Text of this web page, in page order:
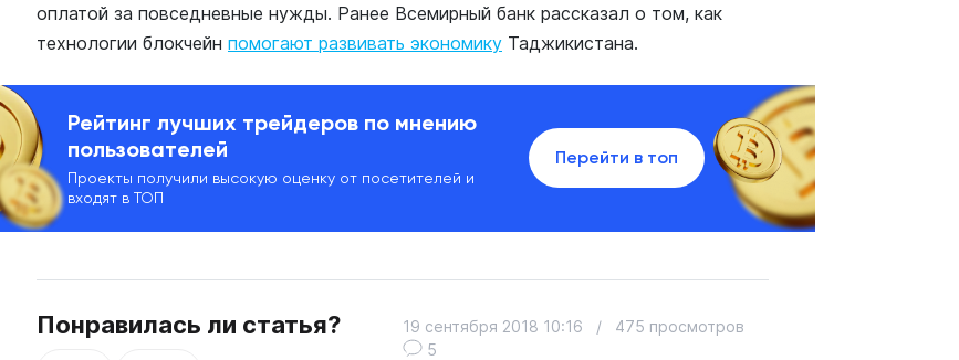
оплатой за повседневные нужды. Ранее Всемирный банк рассказал о том, как
технологии блокчейн помогают развивать экономику Таджикистана.
Рейтинг лучших трейдеров по мнению
пользователей
Проекты получили высокую оценку от посетителей и
входят в ТОП
Перейти в топ
Понравилась ли статья? 19 сентября 2018 10:16 /
475 просмотров
5